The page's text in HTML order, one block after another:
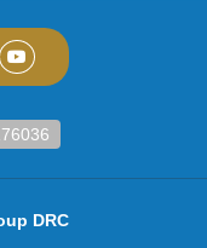
DRC